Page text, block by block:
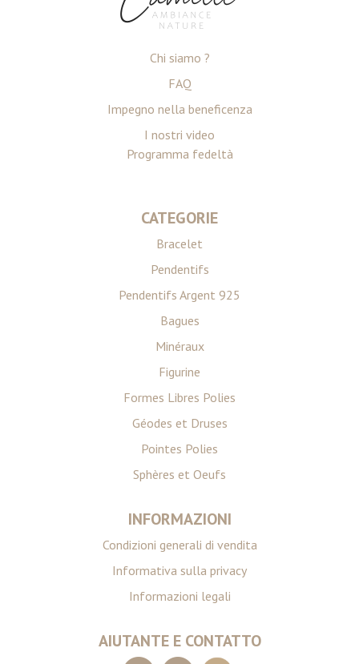
Chi siamo ?
FAQ
Impegno nella beneficenza
I nostri video
Programma fedeltà
CATEGORIE
Bracelet
Pendentifs
Pendentifs Argent 925
Bagues
Minéraux
Figurine
Formes Libres Polies
Géodes et Druses
Pointes Polies
Sphères et Oeufs
INFORMAZIONI
Condizioni generali di vendita
Informativa sulla privacy
Informazioni legali
AIUTANTE E CONTATTO